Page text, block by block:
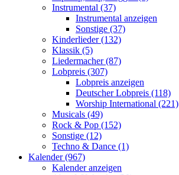
Instrumental (37)
Instrumental anzeigen
Sonstige (37)
Kinderlieder (132)
Klassik (5)
Liedermacher (87)
Lobpreis (307)
Lobpreis anzeigen
Deutscher Lobpreis (118)
Worship International (221)
Musicals (49)
Rock & Pop (152)
Sonstige (12)
Techno & Dance (1)
Kalender (967)
Kalender anzeigen